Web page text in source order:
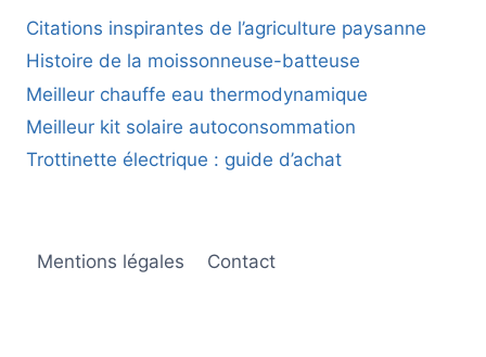
BIEN-
ÊTRE
QUOTIDIEN
Citations inspirantes de l’agriculture paysanne
Histoire de la moissonneuse-batteuse
Meilleur chauffe eau thermodynamique
Meilleur kit solaire autoconsommation
Trottinette électrique : guide d’achat
Mentions légales Contact